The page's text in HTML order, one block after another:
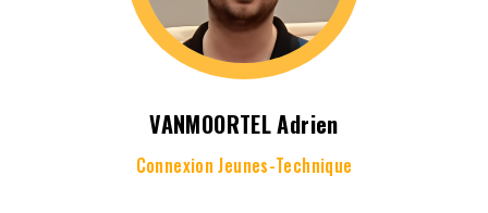
VANMOORTEL Adrien
Connexion Jeunes-Technique